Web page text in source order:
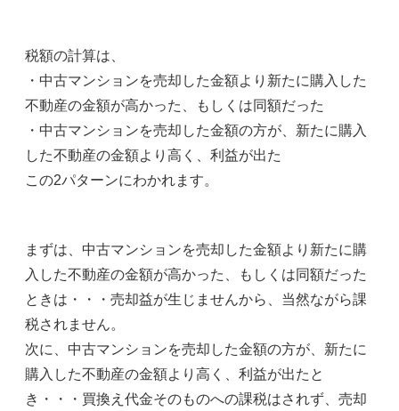
税額の計算は、
・中古マンションを売却した金額より新たに購入した
不動産の金額が高かった、もしくは同額だった
・中古マンションを売却した金額の方が、新たに購入
した不動産の金額より高く、利益が出た
この2パターンにわかれます。
まずは、中古マンションを売却した金額より新たに購
入した不動産の金額が高かった、もしくは同額だった
ときは・・・売却益が生じませんから、当然ながら課
税されません。
次に、中古マンションを売却した金額の方が、新たに
購入した不動産の金額より高く、利益が出たと
き・・・買換え代金そのものへの課税はされず、売却